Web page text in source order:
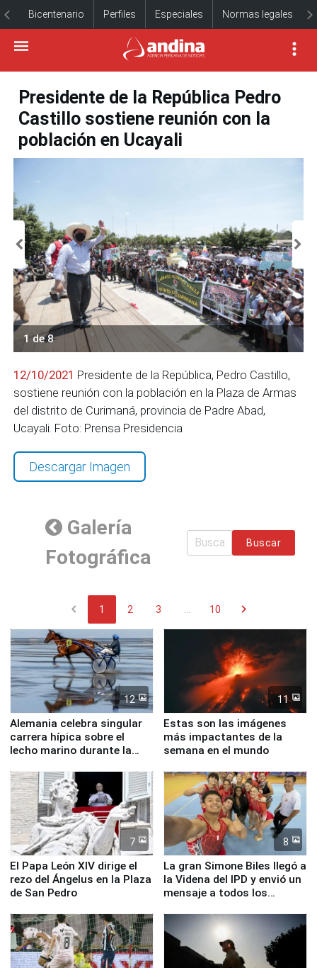
Bicentenario Perfiles Especiales Normas legales
Presidente de la República Pedro
Castillo sostiene reunión con la
población en Ucayali
1 de 8
12/10/2021 Presidente de la República, Pedro Castillo,
sostiene reunión con la población en la Plaza de Armas
del distrito de Curimaná, provincia de Padre Abad,
Ucayali. Foto: Prensa Presidencia
Descargar Imagen
Galería
Fotográfica
Buscar
chevron_left 1 2 3 10 chevron_right
12
Alemania celebra singular
carrera hípica sobre el
lecho marino durante la
11
Estas son las imágenes
más impactantes de la
semana en el mundo
7
El Papa León XIV dirige el
rezo del Ángelus en la Plaza
de San Pedro
8
La gran Simone Biles llegó a
la Videna del IPD y envió un
mensaje a todos los